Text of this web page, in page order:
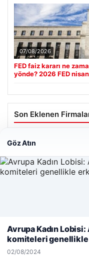
07/08/2026
FED faiz kararı ne
yönde? 2026 FED
Son Eklenen
Web sitemizi nasıl
kullanıyoruz.Çerez
Göz Atın
Avrupa Kadın
komiteleri
02/08/2024